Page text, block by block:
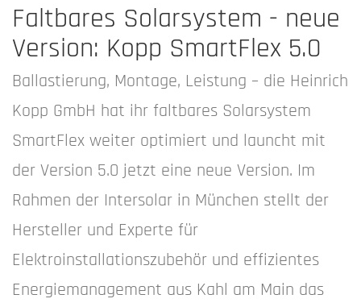
Faltbares Solarsystem - neue
Version: Kopp SmartFlex 5.0
Ballastierung, Montage, Leistung – die Heinrich
Kopp GmbH hat ihr faltbares Solarsystem
SmartFlex weiter optimiert und launcht mit
der Version 5.0 jetzt eine neue Version. Im
Rahmen der Intersolar in München stellt der
Hersteller und Experte für
Elektroinstallationszubehör und effizientes
Energiemanagement aus Kahl am Main das